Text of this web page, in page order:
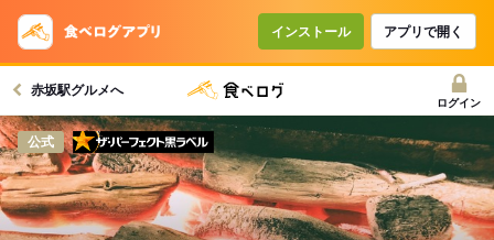
インストール アプリで開く
赤坂駅グルメへ
ログイン
公式 ザ・パーフェクト黒ラベル